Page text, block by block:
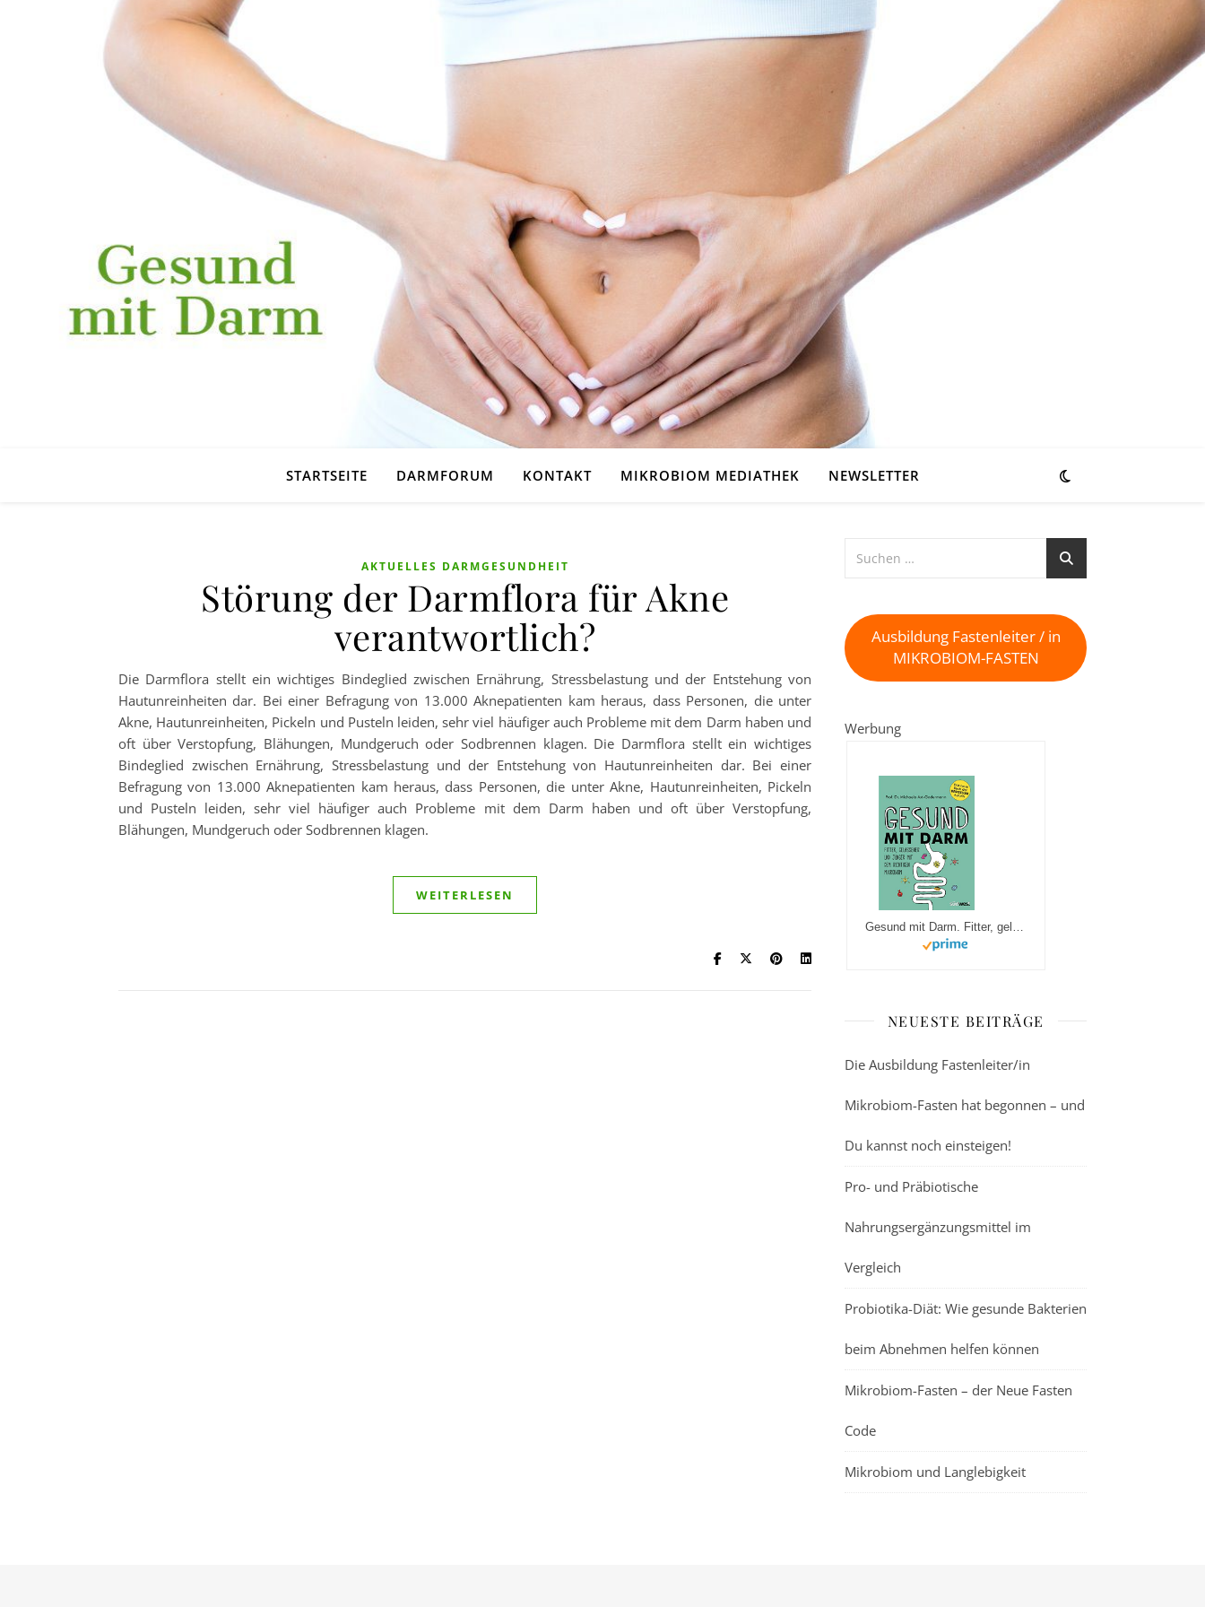
STARTSEITE DARMFORUM KONTAKT MIKROBIOM MEDIATHEK NEWSLETTER
AKTUELLES DARMGESUNDHEIT
Störung der Darmflora für Akne
verantwortlich?
Die Darmflora stellt ein wichtiges Bindeglied zwischen Ernährung, Stressbelastung und der Entstehung von
Hautunreinheiten dar. Bei einer Befragung von 13.000 Aknepatienten kam heraus, dass Personen, die unter
Akne, Hautunreinheiten, Pickeln und Pusteln leiden, sehr viel häufiger auch Probleme mit dem Darm haben und
oft über Verstopfung, Blähungen, Mundgeruch oder Sodbrennen klagen. Die Darmflora stellt ein wichtiges
Bindeglied zwischen Ernährung, Stressbelastung und der Entstehung von Hautunreinheiten dar. Bei einer
Befragung von 13.000 Aknepatienten kam heraus, dass Personen, die unter Akne, Hautunreinheiten, Pickeln
und Pusteln leiden, sehr viel häufiger auch Probleme mit dem Darm haben und oft über Verstopfung,
Blähungen, Mundgeruch oder Sodbrennen klagen.
WEITERLESEN
Ausbildung Fastenleiter / in
MIKROBIOM-FASTEN
Werbung
NEUESTE BEITRÄGE
Die Ausbildung Fastenleiter/in
Mikrobiom-Fasten hat begonnen – und
Du kannst noch einsteigen!
Pro- und Präbiotische
Nahrungsergänzungsmittel im
Vergleich
Probiotika-Diät: Wie gesunde Bakterien
beim Abnehmen helfen können
Mikrobiom-Fasten – der Neue Fasten
Code
Mikrobiom und Langlebigkeit